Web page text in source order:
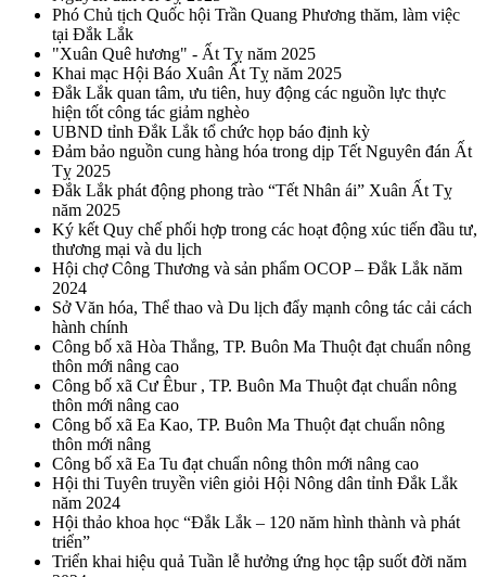
Phó Chủ tịch Quốc hội Trần Quang Phương thăm, làm việc
tại Đắk Lắk
"Xuân Quê hương" - Ất Tỵ năm 2025
Khai mạc Hội Báo Xuân Ất Tỵ năm 2025
Đắk Lắk quan tâm, ưu tiên, huy động các nguồn lực thực
hiện tốt công tác giảm nghèo
UBND tỉnh Đắk Lắk tổ chức họp báo định kỳ
Đảm bảo nguồn cung hàng hóa trong dịp Tết Nguyên đán Ất
Tỵ 2025
Đắk Lắk phát động phong trào “Tết Nhân ái” Xuân Ất Tỵ
năm 2025
Ký kết Quy chế phối hợp trong các hoạt động xúc tiến đầu tư,
thương mại và du lịch
Hội chợ Công Thương và sản phẩm OCOP – Đắk Lắk năm
2024
Sở Văn hóa, Thể thao và Du lịch đẩy mạnh công tác cải cách
hành chính
Công bố xã Hòa Thắng, TP. Buôn Ma Thuột đạt chuẩn nông
thôn mới nâng cao
Công bố xã Cư Êbur , TP. Buôn Ma Thuột đạt chuẩn nông
thôn mới nâng cao
Công bố xã Ea Kao, TP. Buôn Ma Thuột đạt chuẩn nông
thôn mới nâng
Công bố xã Ea Tu đạt chuẩn nông thôn mới nâng cao
Hội thi Tuyên truyền viên giỏi Hội Nông dân tỉnh Đắk Lắk
năm 2024
Hội thảo khoa học “Đắk Lắk – 120 năm hình thành và phát
triển”
Triển khai hiệu quả Tuần lễ hưởng ứng học tập suốt đời năm